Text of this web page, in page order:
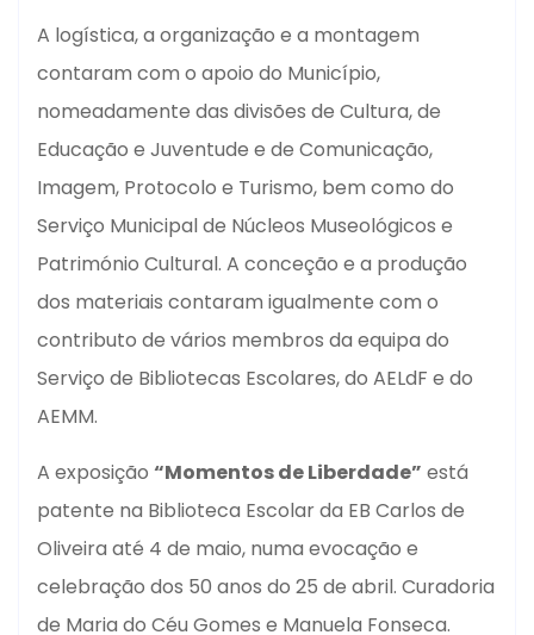
A logística, a organização e a montagem
contaram com o apoio do Município,
nomeadamente das divisões de Cultura, de
Educação e Juventude e de Comunicação,
Imagem, Protocolo e Turismo, bem como do
Serviço Municipal de Núcleos Museológicos e
Património Cultural. A conceção e a produção
dos materiais contaram igualmente com o
contributo de vários membros da equipa do
Serviço de Bibliotecas Escolares, do AELdF e do
AEMM.
A exposição “Momentos de Liberdade” está
patente na Biblioteca Escolar da EB Carlos de
Oliveira até 4 de maio, numa evocação e
celebração dos 50 anos do 25 de abril. Curadoria
de Maria do Céu Gomes e Manuela Fonseca.